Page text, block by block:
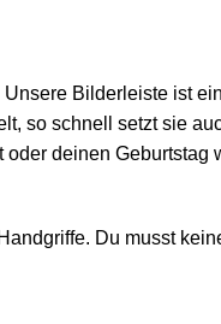
Unsere Bilderleiste ist
so schnell setzt sie
deinen Geburtstag
Du musst